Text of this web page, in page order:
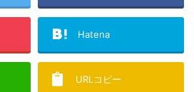
Hatena
URLコピー